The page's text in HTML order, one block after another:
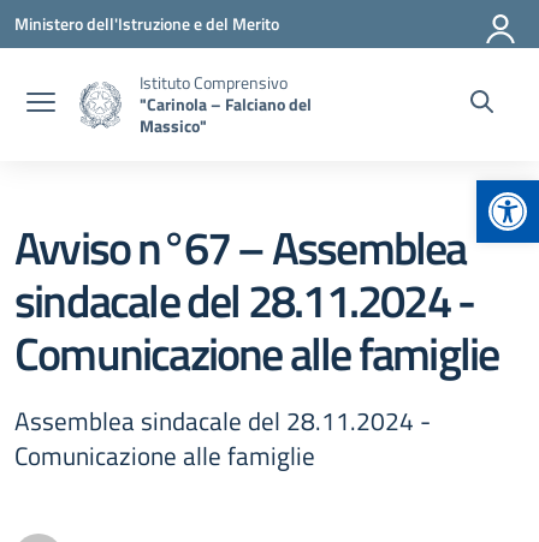
Vai ai contenuti
Vai al menu di navigazione
Vai al footer
Ministero dell'Istruzione e del Merito
Istituto Comprensivo
"Carinola – Falciano del
Massico"
Avviso n°67 – Assemblea
sindacale del 28.11.2024 -
Comunicazione alle famiglie
Assemblea sindacale del 28.11.2024 -
Comunicazione alle famiglie